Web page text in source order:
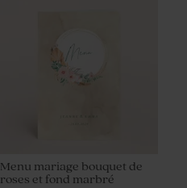
Menu mariage bouquet de
roses et fond marbré